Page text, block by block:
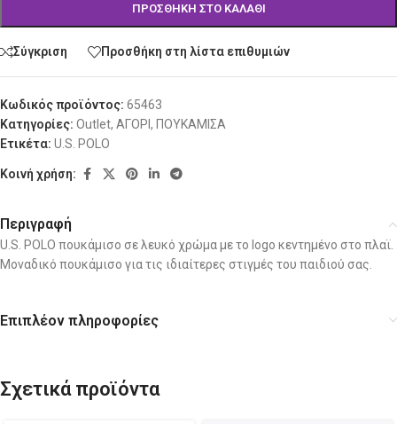
ΠΡΟΣΘΉΚΗ ΣΤΟ ΚΑΛΆΘΙ
Σύγκριση Προσθήκη στη λίστα επιθυμιών
Κωδικός προϊόντος: 65463
Κατηγορίες: Outlet, ΑΓΟΡΙ, ΠΟΥΚΑΜΙΣΑ
Ετικέτα: U.S. POLO
Κοινή χρήση:
Περιγραφή
U.S. POLO πουκάμισο σε λευκό χρώμα με το logo κεντημένο στο πλαϊ.
Μοναδικό πουκάμισο για τις ιδιαίτερες στιγμές του παιδιού σας.
Επιπλέον πληροφορίες
Σχετικά προϊόντα